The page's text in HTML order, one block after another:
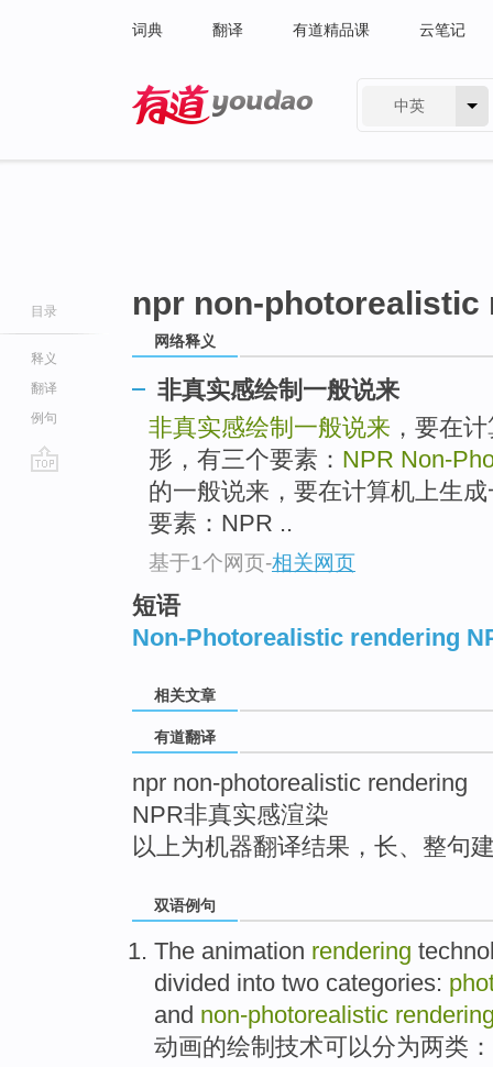
词典 翻译 有道精品课 云笔记
中英
目录
释义
翻译
例句
npr non-photorealistic
网络释义
非真实感绘制一般说来
非真实感绘制一般说来 ，要在
形，有三个要素： NPR Non-
的一般说来，要在计算机上生
要素：NPR ..
基于1个网页-相关网页
短语
Non-Photorealistic rendering
相关文章
有道翻译
npr non-photorealistic rendering
NPR非真实感渲染
以上为机器翻译结果，长、整句
双语例句
The animation rendering
divided into two categories:
and non-photorealistic
动画的绘制 技术可以分为两类 ：